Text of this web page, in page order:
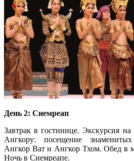
День 2: Сиемреап
Завтрак в гостинице. Экскурсия
Ангкору: посещение
Ангкор Ват и Ангкор Тхом. Обед в
Ночь в Сиемреапе.